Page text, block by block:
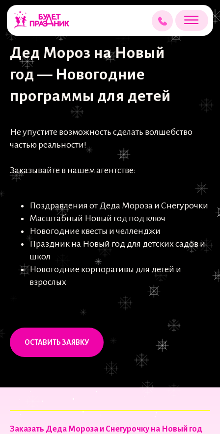
Дед Мороз на Новый
год — Новогодние
программы для детей
Не упустите возможность сделать волшебство
частью реальности!
Заказывайте в нашем агентстве:
Поздравления от Деда Мороза и Снегурочки
Масштабный Новый год под ключ
Новогодние квесты и челленджи
Праздник на Новый год для детских садов и
школ
Новогодние корпоративы для детей и
взрослых
ОСТАВИТЬ ЗАЯВКУ
Заказать Деда Мороза и Снегурочку на Новый год